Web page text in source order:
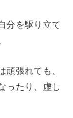
分を駆り立て
頑張れても、
ったり、虚し